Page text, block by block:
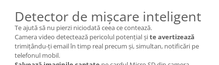
Detector de mișcare inteligent
Te ajută să nu pierzi niciodată ceea ce contează.
Camera video detectează pericolul potențial șite avertizează
trimițându-ți email în timp real precum și, simultan, notificări pe
telefonul mobil.